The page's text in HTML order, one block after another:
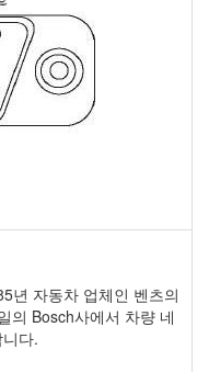
년 자동차 업체인 벤츠의
의 Bosch사에서 차량 네
다.